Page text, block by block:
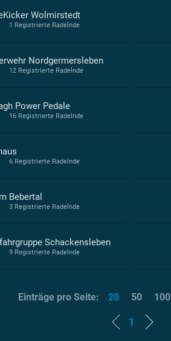
Wolmirstedt
1 Registrierte Radelnde
Nordgermersleben
12 Registrierte Radelnde
Power Pedale
16 Registrierte Radelnde
6 Registrierte Radelnde
Bebertal
3 Registrierte Radelnde
Schackensleben
9 Registrierte Radelnde
1
Einträge pro Seite: 20 50 100